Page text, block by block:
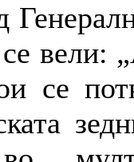
вели:
се